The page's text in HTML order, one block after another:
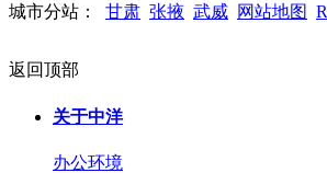
城市分站： 甘肃 张掖 武威 网站地图
返回顶部
关于中洋
办公环境